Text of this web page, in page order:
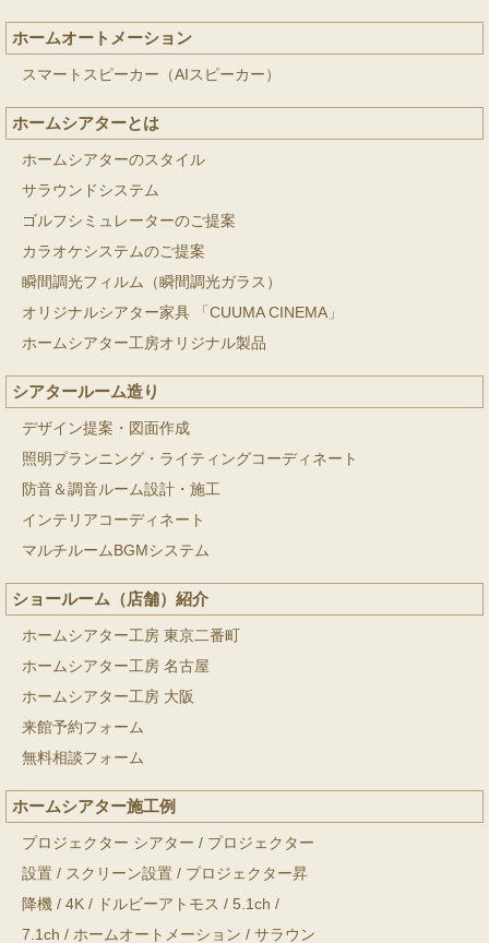
ホームオートメーション
スマートスピーカー（AIスピーカー）
ホームシアターとは
ホームシアターのスタイル
サラウンドシステム
ゴルフシミュレーターのご提案
カラオケシステムのご提案
瞬間調光フィルム（瞬間調光ガラス）
オリジナルシアター家具 「CUUMA CINEMA」
ホームシアター工房オリジナル製品
シアタールーム造り
デザイン提案・図面作成
照明プランニング・ライティングコーディネート
防音＆調音ルーム設計・施工
インテリアコーディネート
マルチルームBGMシステム
ショールーム（店舗）紹介
ホームシアター工房 東京二番町
ホームシアター工房 名古屋
ホームシアター工房 大阪
来館予約フォーム
無料相談フォーム
ホームシアター施工例
プロジェクター シアター / プロジェクター
設置 / スクリーン設置 / プロジェクター昇
降機 / 4K / ドルビーアトモス / 5.1ch /
7.1ch / ホームオートメーション / サラウン